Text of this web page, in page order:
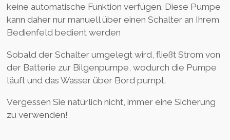
keine automatische Funktion verfügen. Diese Pumpe
kann daher nur manuell über einen Schalter an Ihrem
Bedienfeld bedient werden
Sobald der Schalter umgelegt wird, fließt Strom von
der Batterie zur Bilgenpumpe, wodurch die Pumpe
läuft und das Wasser über Bord pumpt.
Vergessen Sie natürlich nicht, immer eine Sicherung
zu verwenden!